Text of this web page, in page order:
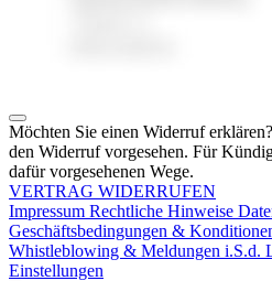
Möchten Sie einen Widerruf
den Widerruf vorgesehen. Für
dafür vorgesehenen Wege.
VERTRAG WIDERRUFEN
Impressum Rechtliche Hinweise
Geschäftsbedingungen &
Whistleblowing & Meldungen i.S.d.
Einstellungen